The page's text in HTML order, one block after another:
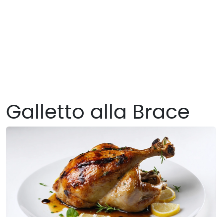
Galletto alla Brace